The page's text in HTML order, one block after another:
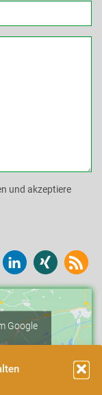
und akzeptiere
Google